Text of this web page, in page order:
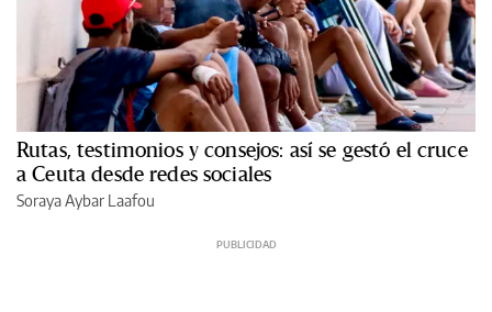
Rutas, testimonios y consejos: así se gestó el cruce
a Ceuta desde redes sociales
Soraya Aybar Laafou